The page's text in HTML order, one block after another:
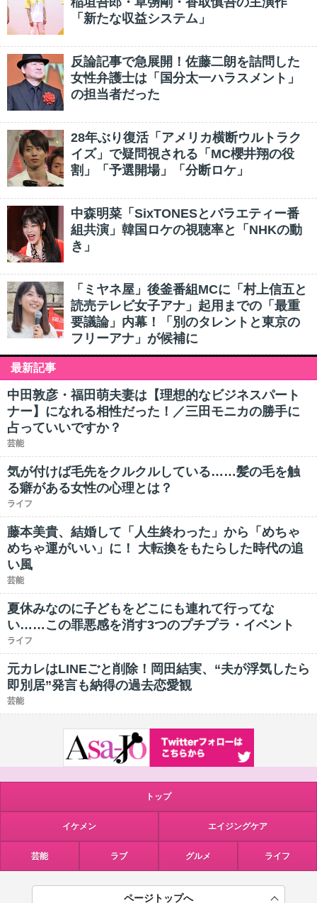
「新たな収益システム」
反論記事で急展開！佐藤二朗を詰問した
女性弁護士は「国分太一ハラスメント」
の担当者だった
28年ぶり復活「アメリカ横断ウルトラク
イズ」で疑問視される「MC櫻井翔の役
割」「予選開場」「分断ロケ」
中森明菜「SixTONESとバラエティー番
組共演」韓国ロケの視聴率と「NHKの動
き」
「ミヤネ屋」後釜番組MCに「村上信五と
読売テレビ女子アナ」起用までの「最重
要議論」内幕！「別のタレントと東京の
フリーアナ」が候補に
最新記事
中田敦彦・福田萌夫妻は【理想的なビジネスパート
ナー】になれる相性だった！／三田モニカの勝手に
占っていいですか？
芸能
気が付けば毛先をクルクルしている……髪の毛を触
る癖がある女性の心理とは？
ライフ
藤本美貴、結婚して「人生終わった」から「めちゃ
めちゃ運がいい」に！ 大転換をもたらした時代の追
い風
芸能
夏休みなのに子どもをどこにも連れて行ってな
い……この罪悪感を消す3つのプチプラ・イベント
ライフ
元カレはLINEごと削除！岡田結実、“夫が浮気したら
即別居”発言も納得の過去恋愛観
芸能
トップ
イケメン エイジングケア
芸能 ラブ グルメ ライフ
ページトップへ